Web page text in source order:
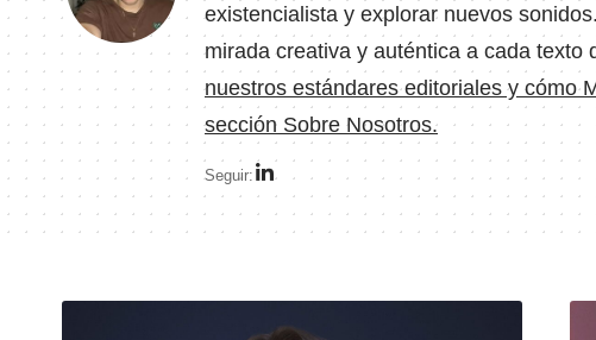
existencialista y explorar nuevos
mirada creativa y auténtica a cada texto
nuestros estándares editoriales y cómo
sección Sobre Nosotros.
Seguir: